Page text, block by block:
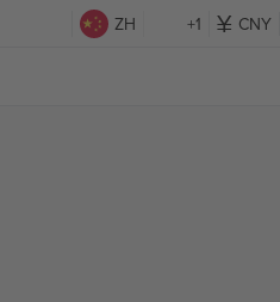
ZH +1 CNY